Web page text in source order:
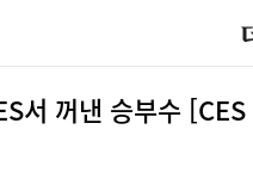
서 꺼낸 승부수